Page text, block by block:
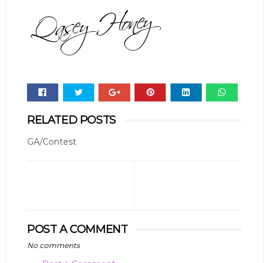
RELATED POSTS
GA/Contest
POST A COMMENT
No comments